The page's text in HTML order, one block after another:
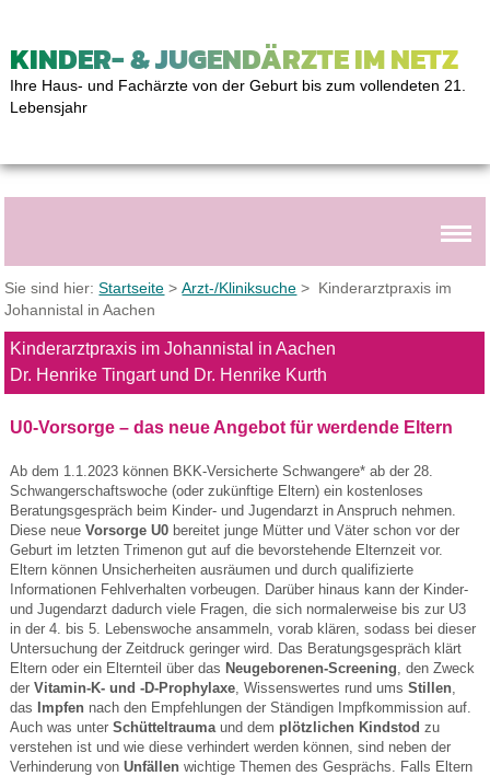
KINDER- & JUGENDÄRZTE IM NETZ
Ihre Haus- und Fachärzte von der Geburt bis zum vollendeten 21.
Lebensjahr
Sie sind hier:Startseite >Arzt-/Kliniksuche > Kinderarztpraxis im
Johannistal in Aachen
Kinderarztpraxis im Johannistal in Aachen
Dr. Henrike Tingart und Dr. Henrike Kurth
U0-Vorsorge – das neue Angebot für werdende Eltern
Ab dem 1.1.2023 können BKK-Versicherte Schwangere* ab der 28.
Schwangerschaftswoche (oder zukünftige Eltern) ein kostenloses
Beratungsgespräch beim Kinder- und Jugendarzt in Anspruch nehmen.
Diese neue Vorsorge U0bereitet junge Mütter und Väter schon vor der
Geburt im letzten Trimenon gut auf die bevorstehende Elternzeit vor.
Eltern können Unsicherheiten ausräumen und durch qualifizierte
Informationen Fehlverhalten vorbeugen. Darüber hinaus kann der Kinder-
und Jugendarzt dadurch viele Fragen, die sich normalerweise bis zur U3
in der 4. bis 5. Lebenswoche ansammeln, vorab klären, sodass bei dieser
Untersuchung der Zeitdruck geringer wird. Das Beratungsgespräch klärt
Eltern oder ein Elternteil über das Neugeborenen-Screening , den Zweck
der Vitamin-K- und -D-Prophylaxe, Wissenswertes rund ums Stillen,
das
Impfennach den Empfehlungen der Ständigen Impfkommission auf.
Auch was unter Schütteltraumaund dem plötzlichen Kindstod zu
verstehen ist und wie diese verhindert werden können, sind neben der
Verhinderung von Unfällenwichtige Themen des Gesprächs. Falls Eltern